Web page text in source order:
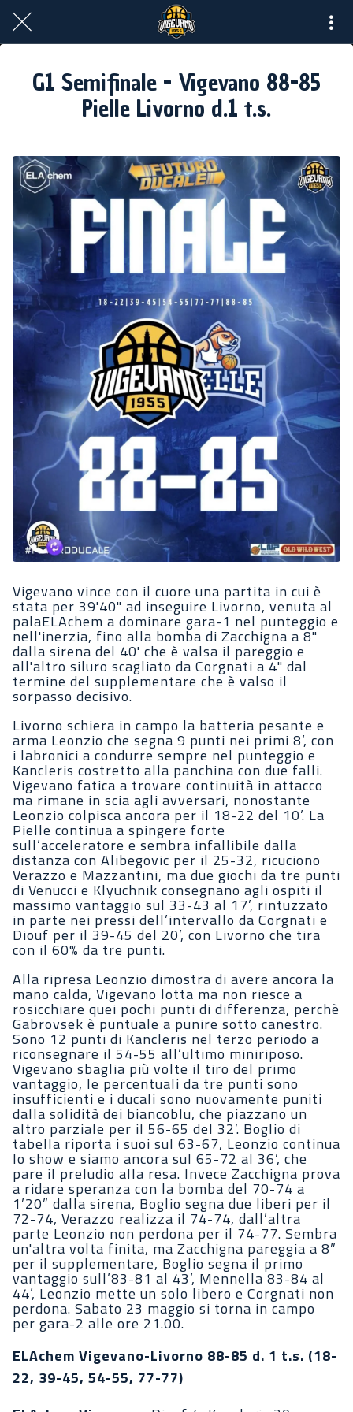
G1 Semifinale - Vigevano 88-85
Pielle Livorno d.1 t.s.
Vigevano vince con il cuore una partita in cui è
stata per 39'40" ad inseguire Livorno, venuta al
palaELAchem a dominare gara-1 nel punteggio e
nell'inerzia, fino alla bomba di Zacchigna a 8"
dalla sirena del 40' che è valsa il pareggio e
all'altro siluro scagliato da Corgnati a 4" dal
termine del supplementare che è valso il
sorpasso decisivo.
Livorno schiera in campo la batteria pesante e
arma Leonzio che segna 9 punti nei primi 8’, con
i labronici a condurre sempre nel punteggio e
Kancleris costretto alla panchina con due falli.
Vigevano fatica a trovare continuità in attacco
ma rimane in scia agli avversari, nonostante
Leonzio colpisca ancora per il 18-22 del 10’. La
Pielle continua a spingere forte
sull’acceleratore e sembra infallibile dalla
distanza con Alibegovic per il 25-32, ricuciono
Verazzo e Mazzantini, ma due giochi da tre punti
di Venucci e Klyuchnik consegnano agli ospiti il
massimo vantaggio sul 33-43 al 17’, rintuzzato
in parte nei pressi dell’intervallo da Corgnati e
Diouf per il 39-45 del 20’, con Livorno che tira
con il 60% da tre punti.
Alla ripresa Leonzio dimostra di avere ancora la
mano calda, Vigevano lotta ma non riesce a
rosicchiare quei pochi punti di differenza, perchè
Gabrovsek è puntuale a punire sotto canestro.
Sono 12 punti di Kancleris nel terzo periodo a
riconsegnare il 54-55 all’ultimo miniriposo.
Vigevano sbaglia più volte il tiro del primo
vantaggio, le percentuali da tre punti sono
insufficienti e i ducali sono nuovamente puniti
dalla solidità dei biancoblu, che piazzano un
altro parziale per il 56-65 del 32’. Boglio di
tabella riporta i suoi sul 63-67, Leonzio continua
lo show e siamo ancora sul 65-72 al 36’, che
pare il preludio alla resa. Invece Zacchigna prova
a ridare speranza con la bomba del 70-74 a
1’20” dalla sirena, Boglio segna due liberi per il
72-74, Verazzo realizza il 74-74, dall’altra
parte Leonzio non perdona per il 74-77. Sembra
un'altra volta finita, ma Zacchigna pareggia a 8”
per il supplementare, Boglio segna il primo
vantaggio sull’83-81 al 43’, Mennella 83-84 al
44’, Leonzio mette un solo libero e Corgnati non
perdona. Sabato 23 maggio si torna in campo
per gara-2 alle ore 21.00.
ELAchem Vigevano-Livorno 88-85 d. 1 t.s. (18-
22, 39-45, 54-55, 77-77)